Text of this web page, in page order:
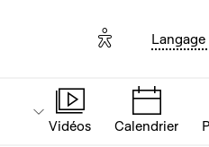
Options
Vidéos Calendrier